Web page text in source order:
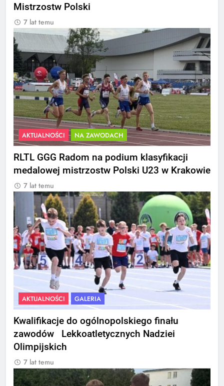
Mistrzostw Polski
7 lat temu
AKTUALNOŚCI NA ZAWODACH
RLTL GGG Radom na podium klasyfikacji
medalowej mistrzostw Polski U23 w Krakowie
7 lat temu
AKTUALNOŚCI GALERIA
Kwalifikacje do ogólnopolskiego finału
zawodów Lekkoatletycznych Nadziei
Olimpijskich
7 lat temu